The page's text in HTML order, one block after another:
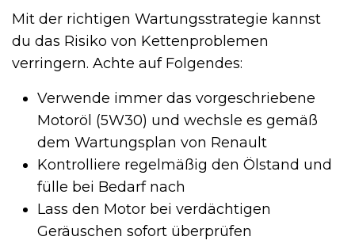
Mit der richtigen Wartungsstrategie kannst
du das Risiko von Kettenproblemen
verringern. Achte auf Folgendes:
Verwende immer das vorgeschriebene
Motoröl (5W30) und wechsle es gemäß
dem Wartungsplan von Renault
Kontrolliere regelmäßig den Ölstand und
fülle bei Bedarf nach
Lass den Motor bei verdächtigen
Geräuschen sofort überprüfen